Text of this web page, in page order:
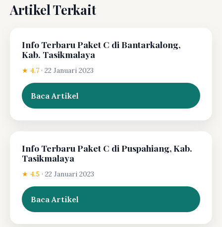
Artikel Terkait
Info Terbaru Paket C di Bantarkalong,
Kab. Tasikmalaya
★ 4.7 · 22 Januari 2023
Baca Artikel
Info Terbaru Paket C di Puspahiang, Kab.
Tasikmalaya
★ 4.5 · 22 Januari 2023
Baca Artikel